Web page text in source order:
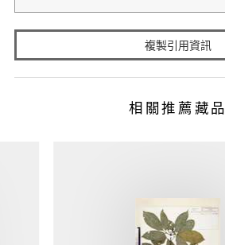
複製引用資訊
相關推薦藏品